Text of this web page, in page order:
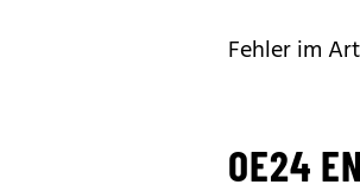
Fehler im
OE24